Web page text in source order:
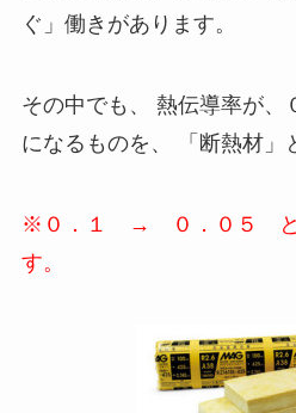
ぐ」働きがあります。
その中でも、 熱伝導率が
になるものを、 「断熱材」
※０．１ → ０．０５ と
す。